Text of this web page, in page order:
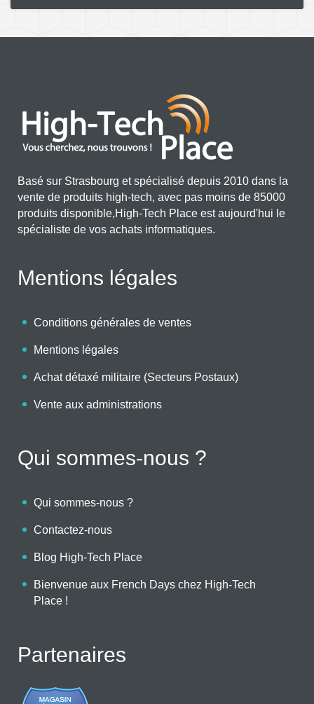
Basé sur Strasbourg et spécialisé depuis 2010 dans la
vente de produits high-tech, avec pas moins de 85000
produits disponible,High-Tech Place est aujourd'hui le
spécialiste de vos achats informatiques.
Mentions légales
Conditions générales de ventes
Mentions légales
Achat détaxé militaire (Secteurs Postaux)
Vente aux administrations
Qui sommes-nous ?
Qui sommes-nous ?
Contactez-nous
Blog High-Tech Place
Bienvenue aux French Days chez High-Tech
Place !
Partenaires